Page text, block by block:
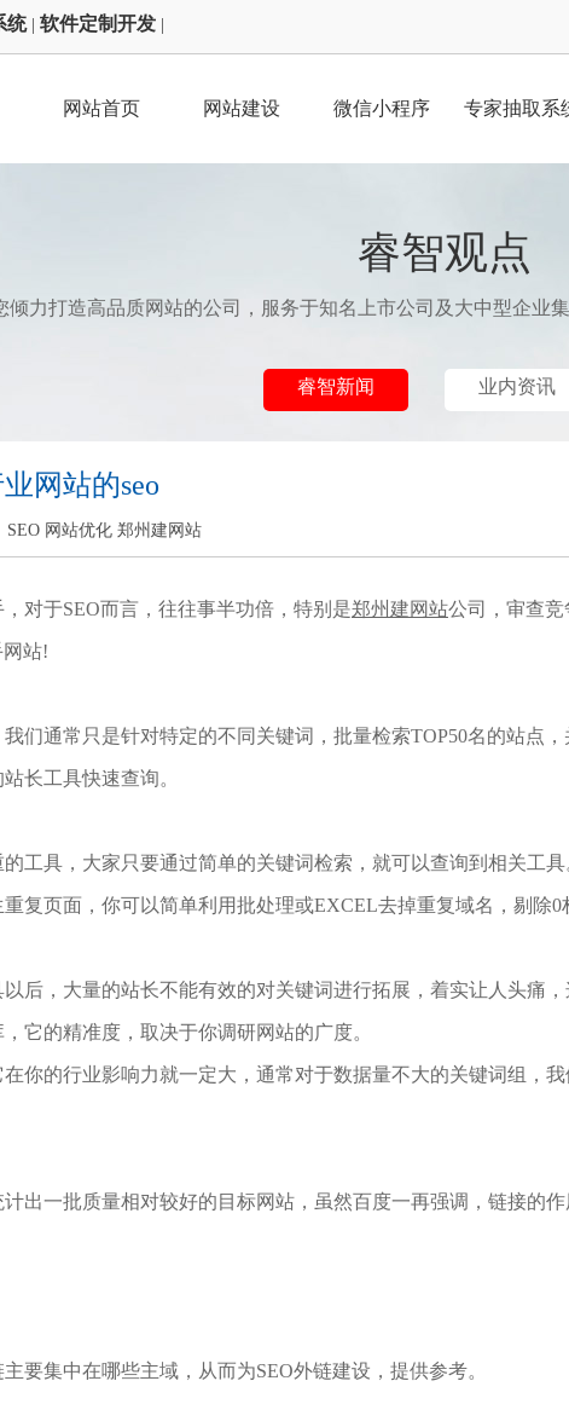
统| 软件定制开发
网站首页 网站建设 微信小程序 专家抽取系
睿智观点
倾力打造高品质网站的公司，服务于知名上市公司及大中型企业
睿智新闻 业内资讯
网站的seo
SEO 网站优化 郑州建网站
对于SEO而言，往往事半功倍，特别是郑州建网站公司，审查竞
站!
们通常只是针对特定的不同关键词，批量检索TOP50名的站点，
长工具快速查询。
工具，大家只要通过简单的关键词检索，就可以查询到相关工具
复页面，你可以简单利用批处理或EXCEL去掉重复域名，剔除0
后，大量的站长不能有效的对关键词进行拓展，着实让人头痛
它的精准度，取决于你调研网站的广度。
你的行业影响力就一定大，通常对于数据量不大的关键词组，
出一批质量相对较好的目标网站，虽然百度一再强调，链接的
要集中在哪些主域，从而为SEO外链建设，提供参考。